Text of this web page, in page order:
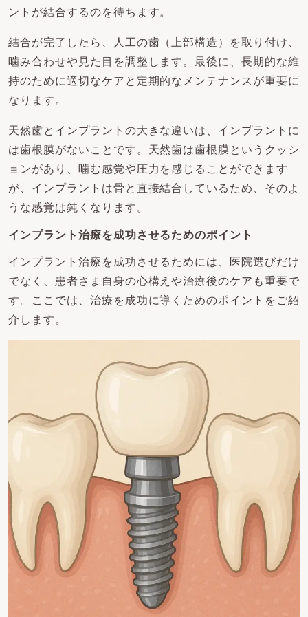
ントが結合するのを待ちます。
結合が完了したら、人工の歯（上部構造）を取り付け、
噛み合わせや見た目を調整します。最後に、長期的な維
持のために適切なケアと定期的なメンテナンスが重要に
なります。
天然歯とインプラントの大きな違いは、インプラントに
は歯根膜がないことです。天然歯は歯根膜というクッシ
ョンがあり、噛む感覚や圧力を感じることができます
が、インプラントは骨と直接結合しているため、そのよ
うな感覚は鈍くなります。
インプラント治療を成功させるためのポイント
インプラント治療を成功させるためには、医院選びだけ
でなく、患者さま自身の心構えや治療後のケアも重要で
す。ここでは、治療を成功に導くためのポイントをご紹
介します。